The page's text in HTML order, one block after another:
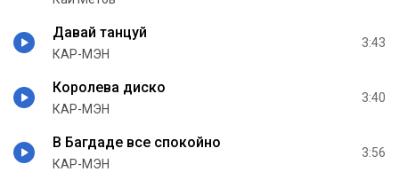
Давай танцуй
КАР-МЭН
3:43
Королева диско
КАР-МЭН
3:40
В Багдаде все спокойно
КАР-МЭН
3:56